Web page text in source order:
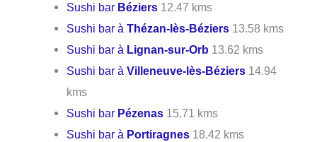
Sushi bar Béziers 12.47 kms
Sushi bar àThézan-lès-Béziers 13.58 kms
Sushi bar à Lignan-sur-Orb 13.62 kms
Sushi bar àVilleneuve-lès-Béziers 14.94
kms
Sushi bar Pézenas 15.71 kms
Sushi bar à Portiragnes 18.42 kms